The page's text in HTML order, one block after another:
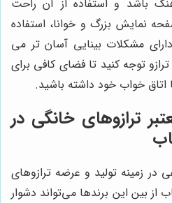
باشد و استفاده از آن راحت
نمایش بزرگ و خوانا، استفاده
مشکلات بینایی آسان تر می
توجه کنید تا فضای کافی برای
اتاق خواب خود داشته باشید.
ترازوهای خانگی در
در زمینه تولید و عرضه ترازوهای
از بین این برندها می‌تواند دشوار